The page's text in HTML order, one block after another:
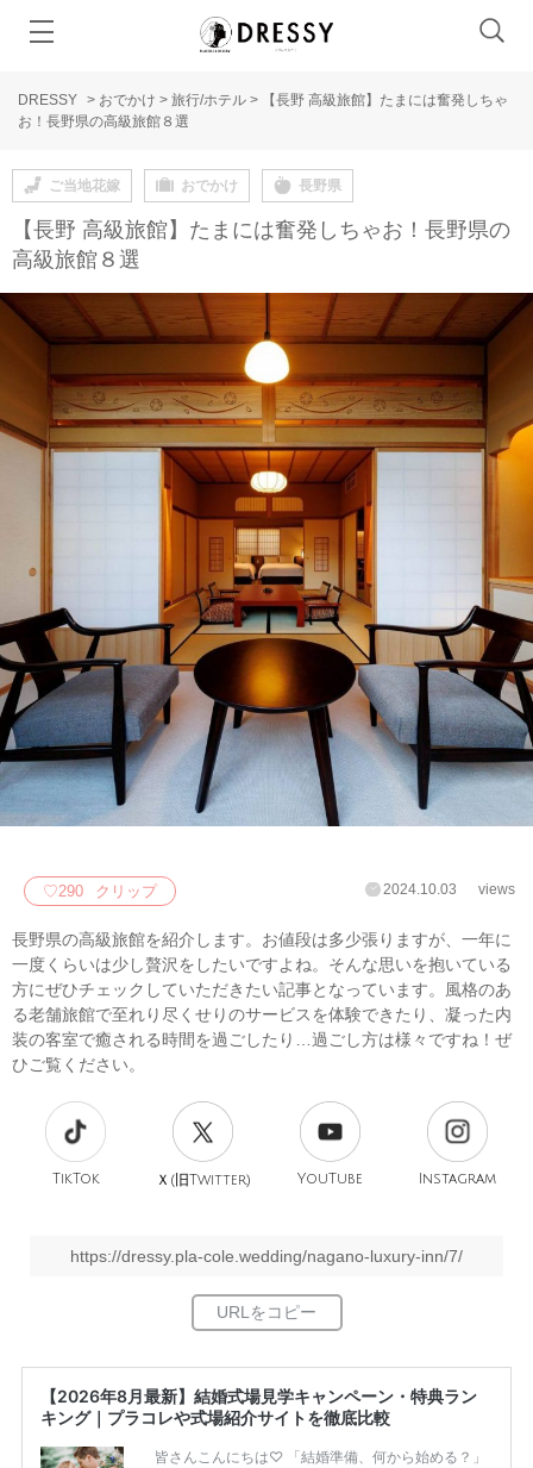
DRESSY > おでかけ > 旅行/ホテル >
【長野 高級旅館】たまには奮発しちゃ
お！長野県の高級旅館８選
ご当地花嫁 おでかけ 長野県
【長野 高級旅館】たまには奮発しちゃお！長野県の
高級旅館８選
♡290 クリップ 2024.10.03 views
長野県の高級旅館を紹介します。お値段は多少張りますが、一年に
一度くらいは少し贅沢をしたいですよね。そんな思いを抱いている
方にぜひチェックしていただきたい記事となっています。風格のあ
る老舗旅館で至れり尽くせりのサービスを体験できたり、凝った内
装の客室で癒される時間を過ごしたり…過ごし方は様々ですね！ぜ
ひご覧ください。
TikTok Ｘ(旧Twitter) YouTube Instagram
https://dressy.pla-cole.wedding/nagano-luxury-inn/7/
【2026年8月最新】結婚式場見学キャンペーン・特典ラン
キング｜プラコレや式場紹介サイトを徹底比較
皆さんこんにちは♡ 「結婚準備、何から始める？」